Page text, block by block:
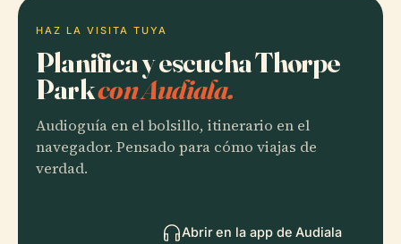
HAZ LA VISITA TUYA
Planifica y escucha Thorpe
Parkcon Audiala.
Audioguía en el bolsillo, itinerario en el
navegador. Pensado para cómo viajas de
verdad.
Abrir en la app de Audiala